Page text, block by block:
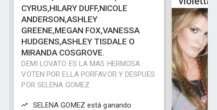
CYRUS,HILARY DUFF,NICOLE
ANDERSON,ASHLEY
GREENE,MEGAN FOX,VANESSA
HUDGENS,ASHLEY TISDALE O
MIRANDA COSGROVE.
DEMI LOVATO ES LA MAS HERMOSA
VOTEN POR ELLA PORFAVOR Y DESPUES
POR SELENA GOMEZ.
SELENA GOMEZ está ganando